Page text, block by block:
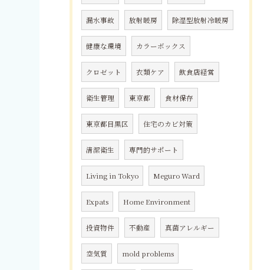
漏水事故 放射暖房 除湿型放射冷暖房
健康な環境 カラーボックス
クロゼット 衣類ケア 飲食店経営
衛生管理 東京都 食材保存
東京都目黒区 住宅のカビ対策
清潔衛生 専門的サポート
Living in Tokyo Meguro Ward
Expats Home Environment
投資物件 不動産 真菌アレルギー
空気質 mold problems